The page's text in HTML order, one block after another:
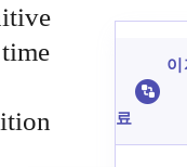
이
료